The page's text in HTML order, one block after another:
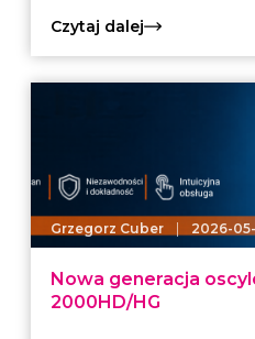
Czytaj dalej
Grzegorz Cuber | 2026-
Nowa generacja
2000HD/HG